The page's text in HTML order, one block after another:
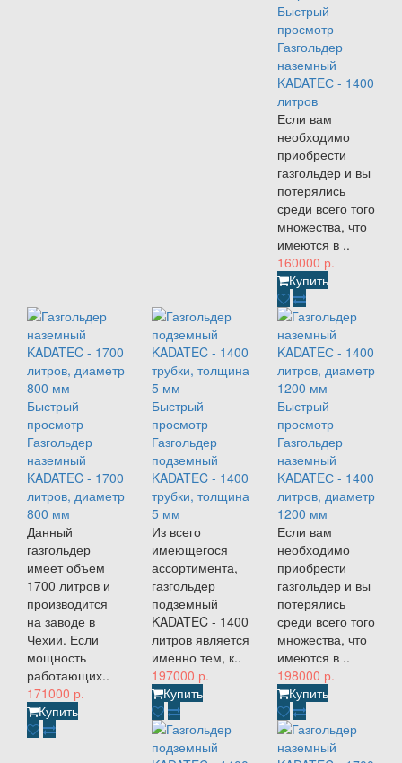
Быстрый
просмотр
Газгольдер
наземный
KADATEС - 1400
литров
Если вам
необходимо
приобрести
газгольдер и вы
потерялись
среди всего того
множества, что
имеются в ..
160000 р.
Купить
Быстрый
просмотр
Газгольдер
наземный
KADATEC - 1700
литров, диаметр
800 мм
Данный
газгольдер
имеет объем
1700 литров и
производится
на заводе в
Чехии. Если
мощность
работающих..
171000 р.
Купить
Быстрый
просмотр
Газгольдер
подземный
KADATEC - 1400
трубки, толщина
5 мм
Из всего
имеющегося
ассортимента,
газгольдер
подземный
KADATEC - 1400
литров является
именно тем, к..
197000 р.
Купить
Быстрый
просмотр
Газгольдер
наземный
KADATEС - 1400
литров, диаметр
1200 мм
Если вам
необходимо
приобрести
газгольдер и вы
потерялись
среди всего того
множества, что
имеются в ..
198000 р.
Купить